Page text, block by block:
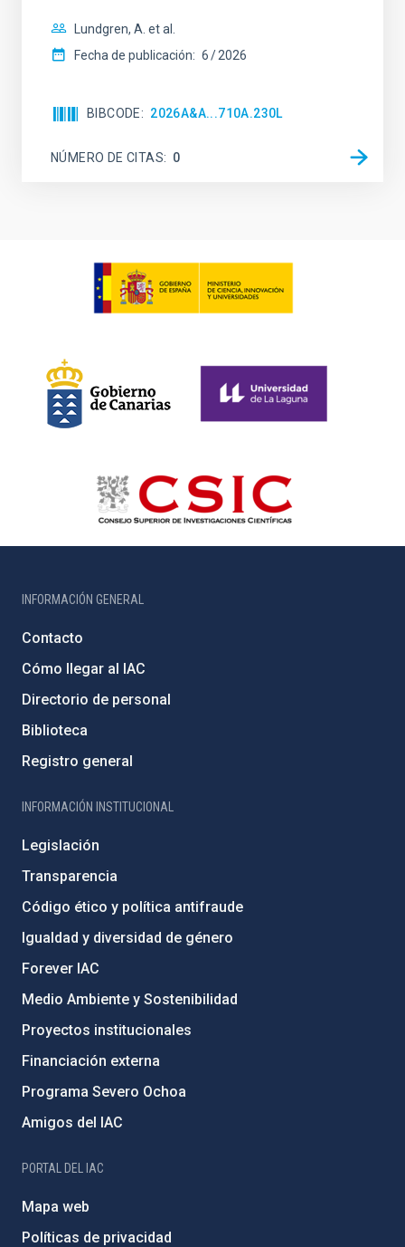
Lundgren, A. et al.
Fecha de publicación: 6 2026
BIBCODE 2026A&A...710A.230L
NÚMERO DE CITAS 0
INFORMACIÓN GENERAL
Contacto
Cómo llegar al IAC
Directorio de personal
Biblioteca
Registro general
INFORMACIÓN INSTITUCIONAL
Legislación
Transparencia
Código ético y política antifraude
Igualdad y diversidad de género
Forever IAC
Medio Ambiente y Sostenibilidad
Proyectos institucionales
Financiación externa
Programa Severo Ochoa
Amigos del IAC
PORTAL DEL IAC
Mapa web
Políticas de privacidad